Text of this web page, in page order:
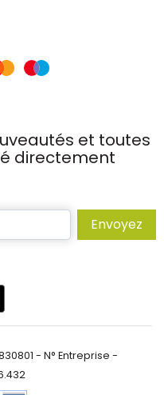
et toutes
directement
Envoyez
- N° Entreprise -